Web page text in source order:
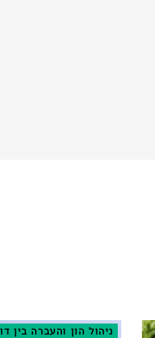
ניהול הון והעברה בין